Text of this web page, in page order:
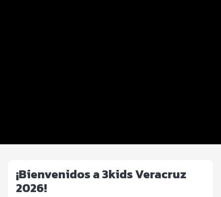
¡Bienvenidos a 3kids Veracruz
2026!